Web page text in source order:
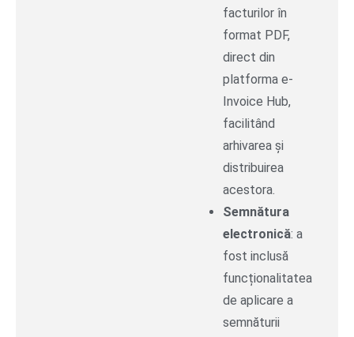
facturilor în
format PDF,
direct din
platforma e-
Invoice Hub,
facilitând
arhivarea și
distribuirea
acestora.
Semnătura
electronică: a
fost inclusă
funcționalitatea
de aplicare a
semnăturii